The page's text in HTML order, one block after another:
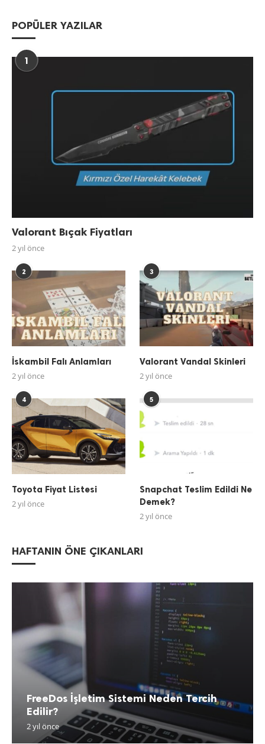
POPÜLER YAZILAR
1
Valorant Bıçak Fiyatları
2 yıl önce
2
İskambil Falı Anlamları
2 yıl önce
3
Valorant Vandal Skinleri
2 yıl önce
4
Toyota Fiyat Listesi
2 yıl önce
5
Snapchat Teslim Edildi Ne
Demek?
2 yıl önce
HAFTANIN ÖNE ÇIKANLARI
FreeDos İşletim Sistemi Neden Tercih
Edilir?
2 yıl önce